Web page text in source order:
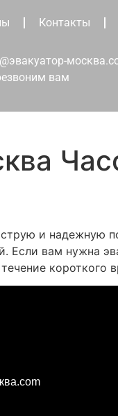
Контакты
вам
и надежную
Если вам нужна
короткого